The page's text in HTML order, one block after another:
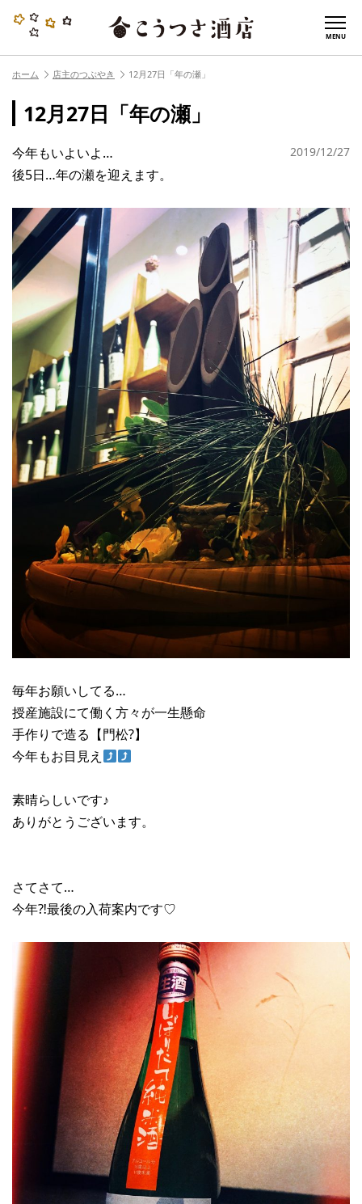
MENU
ホーム 店主のつぶやき 12月27日「年の瀬」
12月27日「年の瀬」
2019/12/27
今年もいよいよ…
後5日…年の瀬を迎えます。
毎年お願いしてる…
授産施設にて働く方々が一生懸命
手作りで造る【門松?】
今年もお目見え
素晴らしいです♪
ありがとうございます。
さてさて…
今年⁈最後の入荷案内です♡